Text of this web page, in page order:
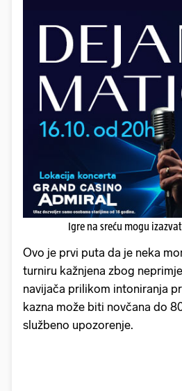
Igre na sreću mogu
Ovo je prvi puta da je neka
turniru kažnjena zbog
navijača prilikom intoniranja
kazna može biti novčana do
službeno upozorenje.